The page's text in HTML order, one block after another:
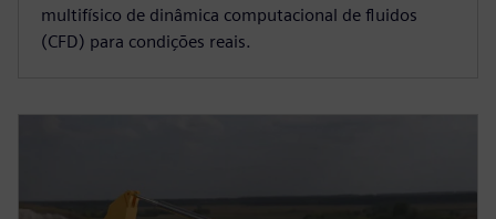
multifísico de dinâmica computacional de fluidos
(CFD) para condições reais.